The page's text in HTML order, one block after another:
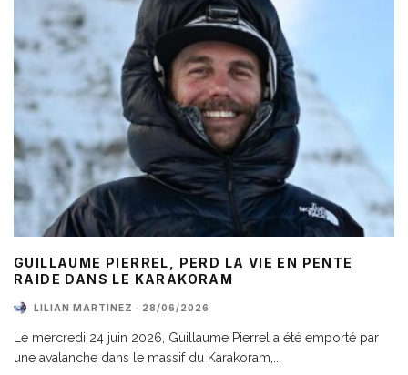
GUILLAUME PIERREL, PERD LA VIE EN PENTE
RAIDE DANS LE KARAKORAM
LILIAN MARTINEZ · 28/06/2026
Le mercredi 24 juin 2026, Guillaume Pierrel a été emporté par
une avalanche dans le massif du Karakoram,...